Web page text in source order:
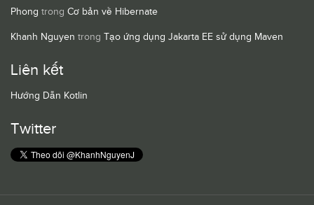
Phong trong Cơ bản về Hibernate
Khanh Nguyen trong Tạo ứng dụng Jakarta EE sử dụng Maven
Liên kết
Hướng Dẫn Kotlin
Twitter